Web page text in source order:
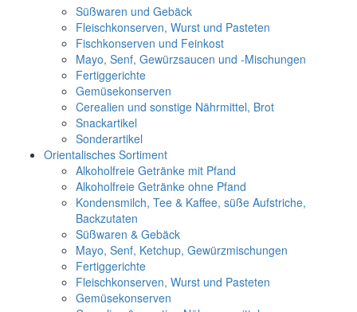
Süßwaren und Gebäck
Fleischkonserven, Wurst und Pasteten
Fischkonserven und Feinkost
Mayo, Senf, Gewürzsaucen und -Mischungen
Fertiggerichte
Gemüsekonserven
Cerealien und sonstige Nährmittel, Brot
Snackartikel
Sonderartikel
Orientalisches Sortiment
Alkoholfreie Getränke mit Pfand
Alkoholfreie Getränke ohne Pfand
Kondensmilch, Tee & Kaffee, süße Aufstriche,
Backzutaten
Süßwaren & Gebäck
Mayo, Senf, Ketchup, Gewürzmischungen
Fertiggerichte
Fleischkonserven, Wurst und Pasteten
Gemüsekonserven